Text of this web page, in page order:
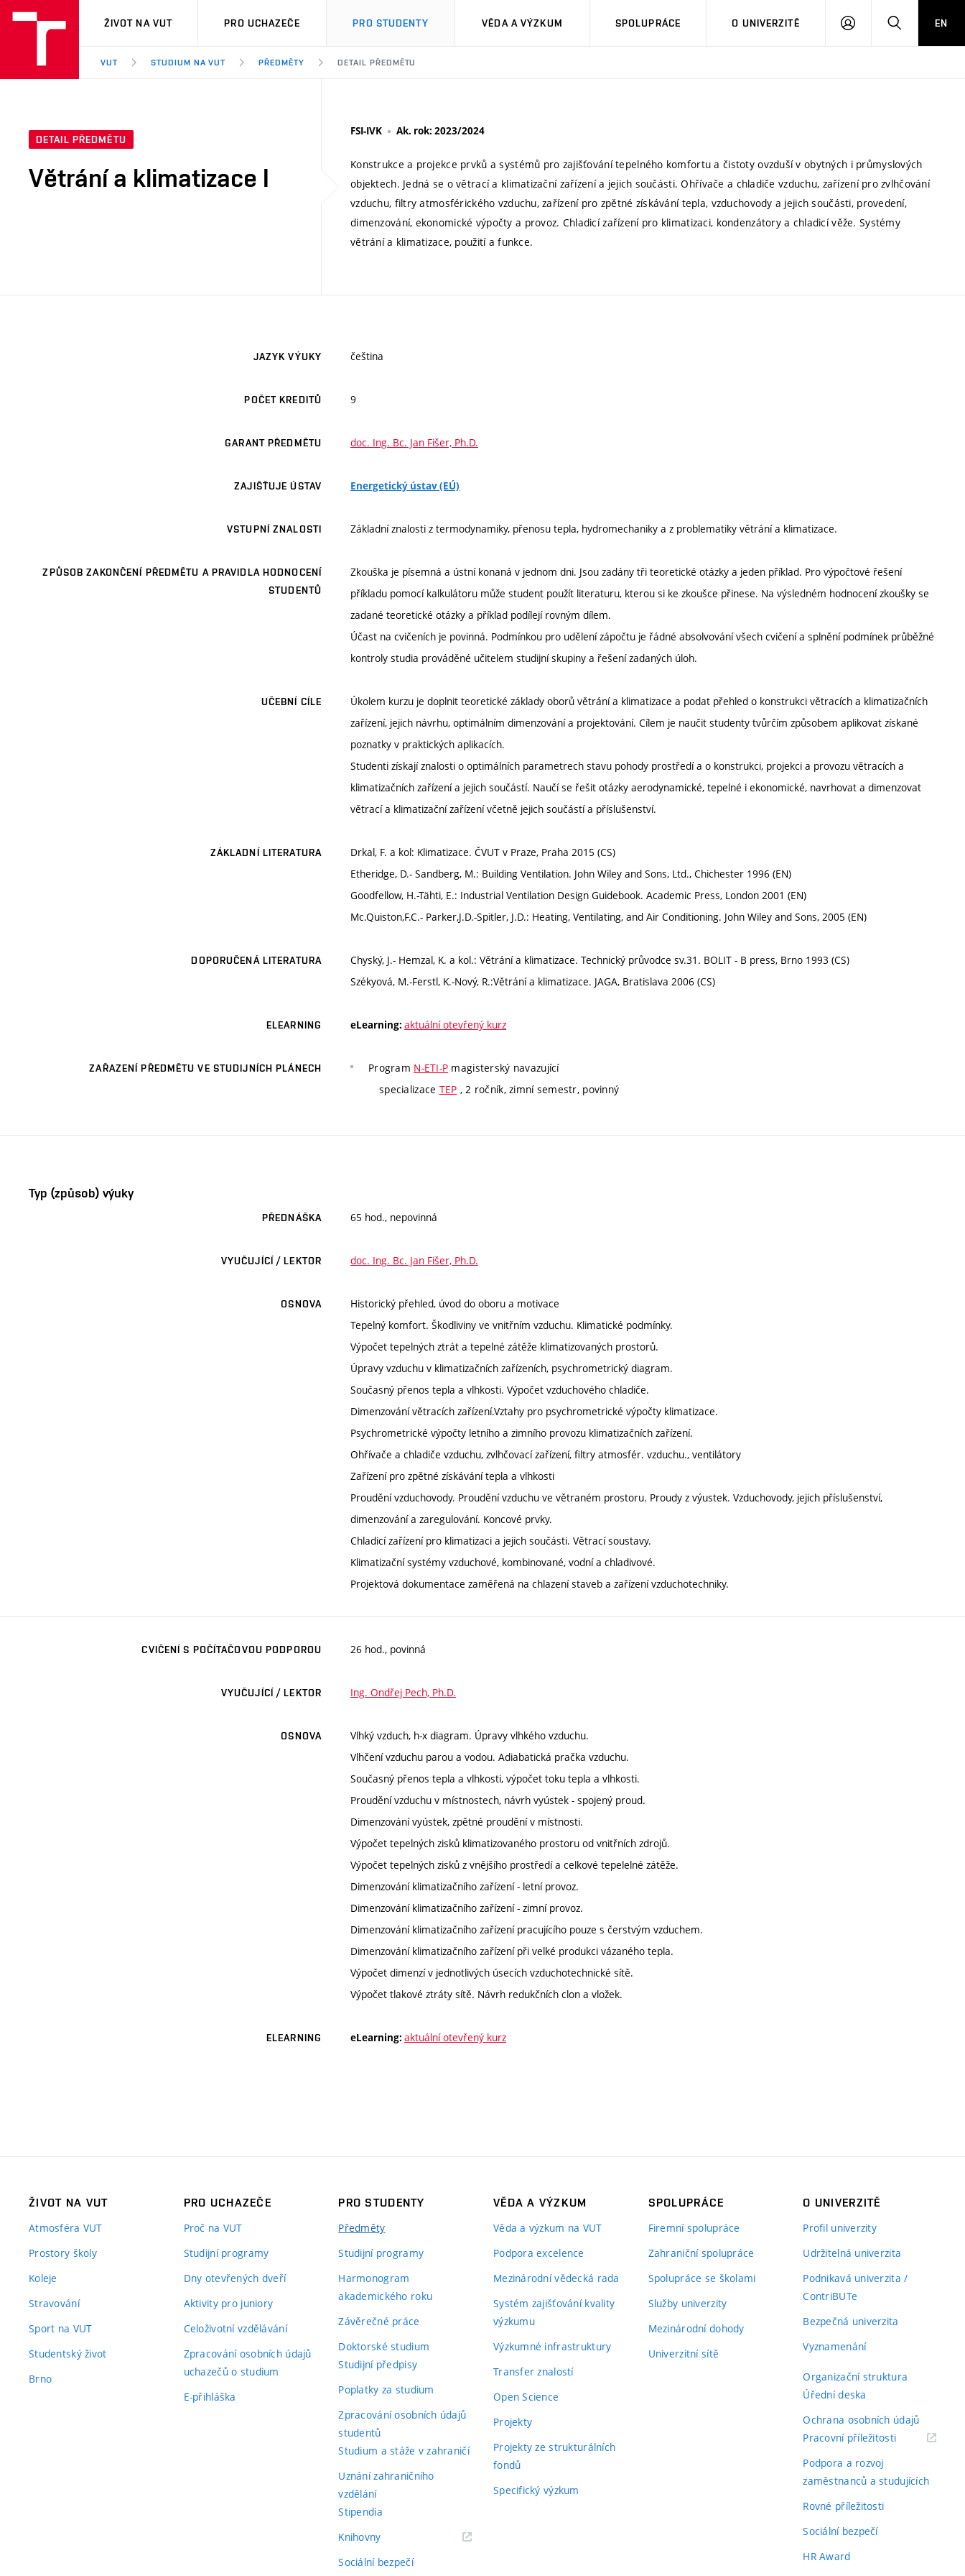
VUT
ŽIVOT NA VUT PRO UCHAZEČE PRO STUDENTY VĚDA A VÝZKUM SPOLUPRÁCE O UNIVERZITĚ
PŘIHLÁSIT HLEDATEN
VUT STUDIUM NA VUT PŘEDMĚTY DETAIL PŘEDMĚTU
DETAIL PŘEDMĚTU
Větrání a klimatizace I
FSI-IVK Ak. rok: 2023/2024
Konstrukce a projekce prvků a systémů pro zajišťování tepelného komfortu a čistoty ovzduší v obytných i průmyslových
objektech. Jedná se o větrací a klimatizační zařízení a jejich součásti. Ohřívače a chladiče vzduchu, zařízení pro zvlhčování
vzduchu, filtry atmosférického vzduchu, zařízení pro zpětné získávání tepla, vzduchovody a jejich součásti, provedení,
dimenzování, ekonomické výpočty a provoz. Chladicí zařízení pro klimatizaci, kondenzátory a chladicí věže. Systémy
větrání a klimatizace, použití a funkce.
JAZYK VÝUKY čeština
POČET KREDITŮ 9
GARANT PŘEDMĚTU doc. Ing. Bc. Jan Fišer, Ph.D.
ZAJIŠŤUJE ÚSTAV Energetický ústav (EÚ)
VSTUPNÍ ZNALOSTI Základní znalosti z termodynamiky, přenosu tepla, hydromechaniky a z problematiky větrání a klimatizace.
ZPŮSOB ZAKONČENÍ PŘEDMĚTU A PRAVIDLA HODNOCENÍ
STUDENTŮ
Zkouška je písemná a ústní konaná v jednom dni. Jsou zadány tři teoretické otázky a jeden příklad. Pro výpočtové řešení
příkladu pomocí kalkulátoru může student použít literaturu, kterou si ke zkoušce přinese. Na výsledném hodnocení zkoušky se
zadané teoretické otázky a příklad podílejí rovným dílem.
Účast na cvičeních je povinná. Podmínkou pro udělení zápočtu je řádné absolvování všech cvičení a splnění podmínek průběžné
kontroly studia prováděné učitelem studijní skupiny a řešení zadaných úloh.
UČEBNÍ CÍLE
Úkolem kurzu je doplnit teoretické základy oborů větrání a klimatizace a podat přehled o konstrukci větracích a klimatizačních
zařízení, jejich návrhu, optimálním dimenzování a projektování. Cílem je naučit studenty tvůrčím způsobem aplikovat získané
poznatky v praktických aplikacích.
Studenti získají znalosti o optimálních parametrech stavu pohody prostředí a o konstrukci, projekci a provozu větracích a
klimatizačních zařízení a jejich součástí. Naučí se řešit otázky aerodynamické, tepelné i ekonomické, navrhovat a dimenzovat
větrací a klimatizační zařízení včetně jejich součástí a příslušenství.
ZÁKLADNÍ LITERATURA
Drkal, F. a kol: Klimatizace. ČVUT v Praze, Praha 2015 (CS)
Etheridge, D.- Sandberg, M.: Building Ventilation. John Wiley and Sons, Ltd., Chichester 1996 (EN)
Goodfellow, H.-Tähti, E.: Industrial Ventilation Design Guidebook. Academic Press, London 2001 (EN)
Mc.Quiston,F.C.- Parker,J.D.-Spitler, J.D.: Heating, Ventilating, and Air Conditioning. John Wiley and Sons, 2005 (EN)
DOPORUČENÁ LITERATURA
Chyský, J.- Hemzal, K. a kol.: Větrání a klimatizace. Technický průvodce sv.31. BOLIT - B press, Brno 1993 (CS)
Székyová, M.-Ferstl, K.-Nový, R.:Větrání a klimatizace. JAGA, Bratislava 2006 (CS)
ELEARNING eLearning: aktuální otevřený kurz
ZAŘAZENÍ PŘEDMĚTU VE STUDIJNÍCH PLÁNECH Program N-ETI-P magisterský navazující
specializace TEP , 2 ročník, zimní semestr, povinný
Typ (způsob) výuky
PŘEDNÁŠKA 65 hod., nepovinná
VYUČUJÍCÍ / LEKTOR doc. Ing. Bc. Jan Fišer, Ph.D.
OSNOVA
Historický přehled, úvod do oboru a motivace
Tepelný komfort. Škodliviny ve vnitřním vzduchu. Klimatické podmínky.
Výpočet tepelných ztrát a tepelné zátěže klimatizovaných prostorů.
Úpravy vzduchu v klimatizačních zařízeních, psychrometrický diagram.
Současný přenos tepla a vlhkosti. Výpočet vzduchového chladiče.
Dimenzování větracích zařízení.Vztahy pro psychrometrické výpočty klimatizace.
Psychrometrické výpočty letního a zimního provozu klimatizačních zařízení.
Ohřívače a chladiče vzduchu, zvlhčovací zařízení, filtry atmosfér. vzduchu., ventilátory
Zařízení pro zpětné získávání tepla a vlhkosti
Proudění vzduchovody. Proudění vzduchu ve větraném prostoru. Proudy z výustek. Vzduchovody, jejich příslušenství,
dimenzování a zaregulování. Koncové prvky.
Chladicí zařízení pro klimatizaci a jejich součásti. Větrací soustavy.
Klimatizační systémy vzduchové, kombinované, vodní a chladivové.
Projektová dokumentace zaměřená na chlazení staveb a zařízení vzduchotechniky.
CVIČENÍ S POČÍTAČOVOU PODPOROU 26 hod., povinná
VYUČUJÍCÍ / LEKTOR Ing. Ondřej Pech, Ph.D.
OSNOVA
Vlhký vzduch, h-x diagram. Úpravy vlhkého vzduchu.
Vlhčení vzduchu parou a vodou. Adiabatická pračka vzduchu.
Současný přenos tepla a vlhkosti, výpočet toku tepla a vlhkosti.
Proudění vzduchu v místnostech, návrh vyústek - spojený proud.
Dimenzování vyústek, zpětné proudění v místnosti.
Výpočet tepelných zisků klimatizovaného prostoru od vnitřních zdrojů.
Výpočet tepelných zisků z vnějšího prostředí a celkové tepelelné zátěže.
Dimenzování klimatizačního zařízení - letní provoz.
Dimenzování klimatizačního zařízení - zimní provoz.
Dimenzování klimatizačního zařízení pracujícího pouze s čerstvým vzduchem.
Dimenzování klimatizačního zařízení při velké produkci vázaného tepla.
Výpočet dimenzí v jednotlivých úsecích vzduchotechnické sítě.
Výpočet tlakové ztráty sítě. Návrh redukčních clon a vložek.
ELEARNING eLearning: aktuální otevřený kurz
ŽIVOT NA VUT
Atmosféra VUT
Prostory školy
Koleje
Stravování
Sport na VUT
Studentský život
Brno
PRO UCHAZEČE
Proč na VUT
Studijní programy
Dny otevřených dveří
Aktivity pro juniory
Celoživotní vzdělávání
Zpracování osobních údajů
uchazečů o studium
E-přihláška
PRO STUDENTY
Předměty
Studijní programy
Harmonogram
akademického roku
Závěrečné práce
Doktorské studium
Studijní předpisy
Poplatky za studium
Zpracování osobních údajů
studentů
Studium a stáže v zahraničí
Uznání zahraničního
vzdělání
Stipendia
Knihovny(externí
Sociální bezpečí
VĚDA A VÝZKUM
Věda a výzkum na VUT
Podpora excelence
Mezinárodní vědecká rada
Systém zajišťování kvality
výzkumu
Výzkumné infrastruktury
Transfer znalostí
Open Science
Projekty
Projekty ze strukturálních
fondů
Specifický výzkum
SPOLUPRÁCE
Firemní spolupráce
Zahraniční spolupráce
Spolupráce se školami
Služby univerzity
Mezinárodní dohody
Univerzitní sítě
O UNIVERZITĚ
Profil univerzity
Udržitelná univerzita
Podnikavá univerzita /
ContriBUTe
Bezpečná univerzita
Vyznamenání
Organizační struktura
Úřední deska
Ochrana osobních údajů
Pracovní příležitosti(externí
Podpora a rozvoj
zaměstnanců a studujících
Rovné příležitosti
Sociální bezpečí
HR Award